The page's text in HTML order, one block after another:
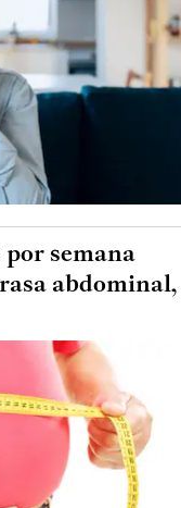
por semana
abdominal,